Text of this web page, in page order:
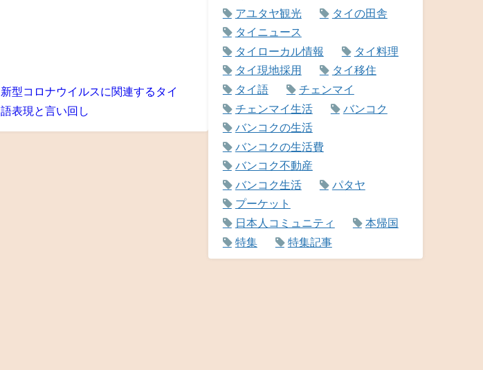
新型コロナウイルスに関連するタイ
語表現と言い回し
アユタヤ観光
タイの田舎
タイニュース
タイローカル情報
タイ料理
タイ現地採用
タイ移住
タイ語
チェンマイ
チェンマイ生活
バンコク
バンコクの生活
バンコクの生活費
バンコク不動産
バンコク生活
パタヤ
プーケット
日本人コミュニティ
本帰国
特集
特集記事